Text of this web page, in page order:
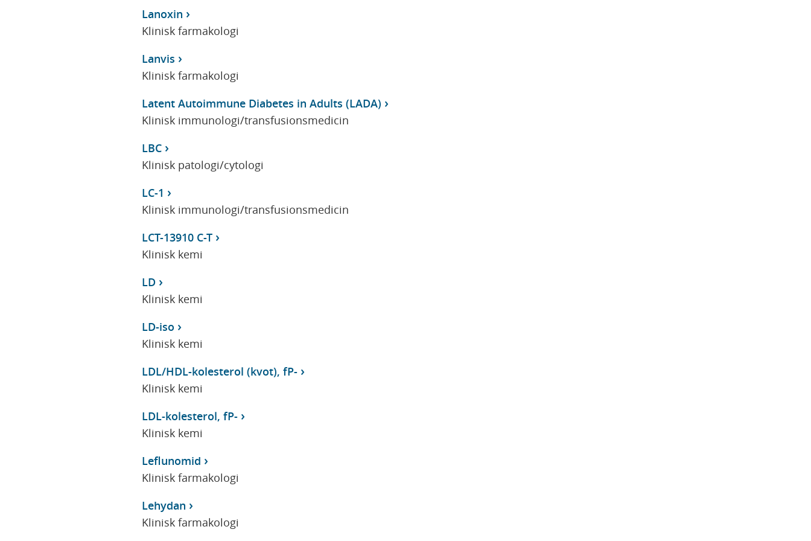
Lanoxin
Klinisk farmakologi
Lanvis
Klinisk farmakologi
Latent Autoimmune Diabetes in Adults (LADA)
Klinisk immunologi/transfusionsmedicin
LBC
Klinisk patologi/cytologi
LC-1
Klinisk immunologi/transfusionsmedicin
LCT-13910 C-T
Klinisk kemi
LD
Klinisk kemi
LD-iso
Klinisk kemi
LDL/HDL-kolesterol (kvot), fP-
Klinisk kemi
LDL-kolesterol, fP-
Klinisk kemi
Leflunomid
Klinisk farmakologi
Lehydan
Klinisk farmakologi